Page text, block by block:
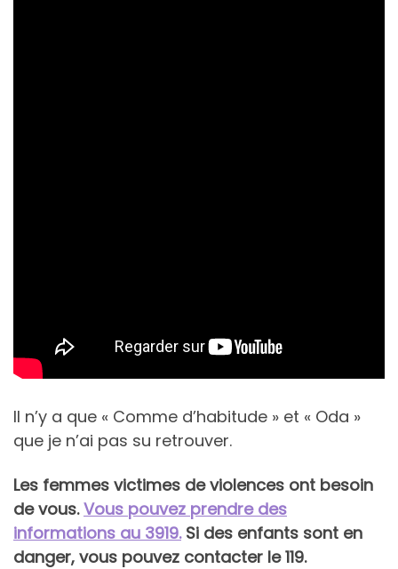
Il n’y a que « Comme d’habitude » et « Oda »
que je n’ai pas su retrouver.
Les femmes victimes de violences ont besoin
de vous.Vous pouvez prendre des
informations au 3919.Si des enfants sont en
danger, vous pouvez contacter le 119.